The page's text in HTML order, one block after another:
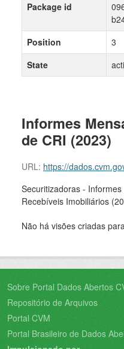
Informes
de CRI (2023)
URL: https://dados.cvm.gov.br/dados/
Securitizadoras -
Recebíveis Imobiliários
Não há visões criadas
Package id
Position
3
State
Sobre Portal Dados Abertos
Repositório de Arquivos
Portal CVM
Portal Brasileiro de Dados